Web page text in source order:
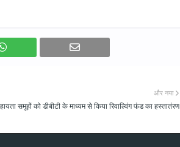
और नया
समूहों को डीबीटी के माध्यम से किया रिवाल्विंग फंड का हस्तातंरण